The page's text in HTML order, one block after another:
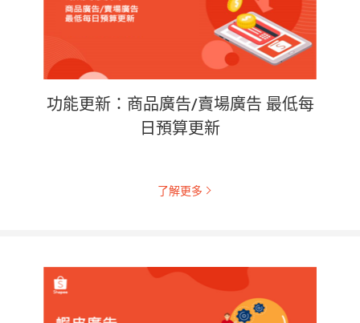
功能更新：商品廣告/賣場廣告 最低每
日預算更新
了解更多